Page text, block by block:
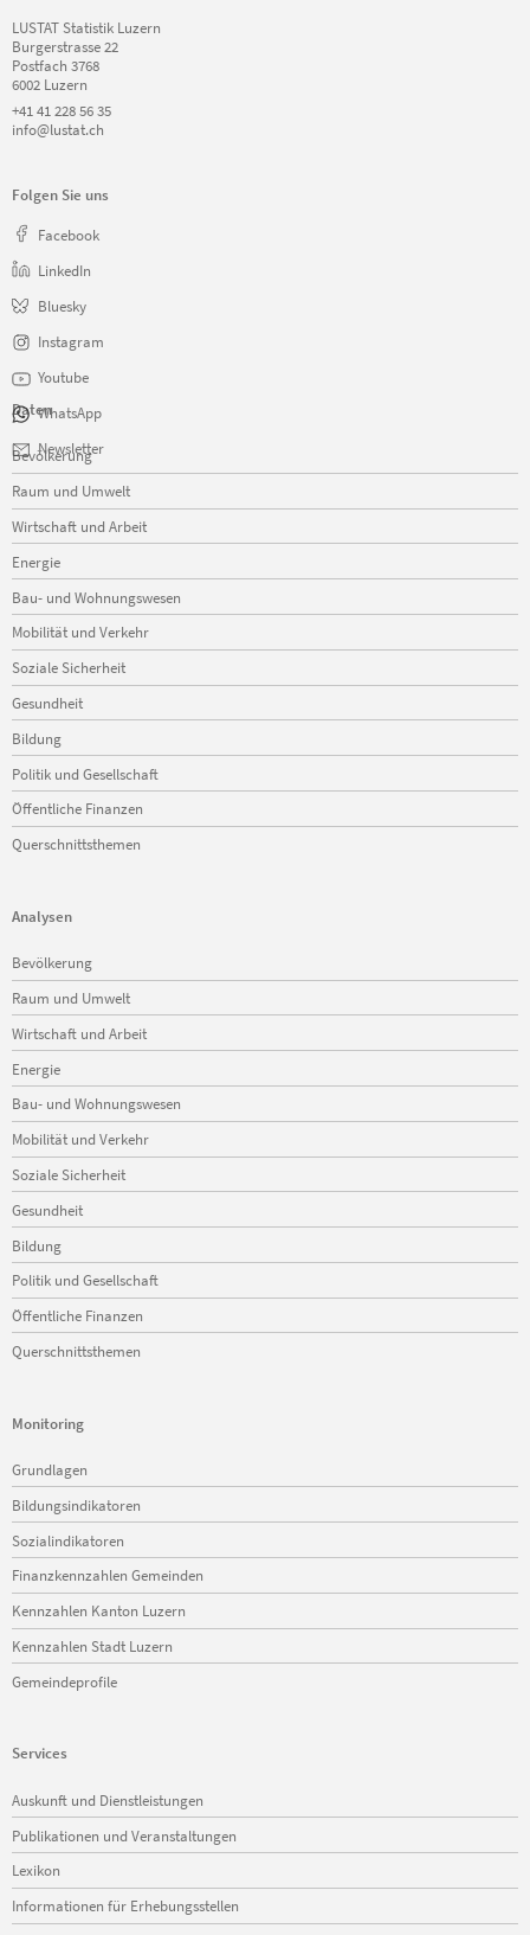
LUSTAT Statistik Luzern
Burgerstrasse 22
Postfach 3768
6002 Luzern
+41 41 228 56 35
info@lustat.ch
Folgen Sie uns
Facebook
LinkedIn
Bluesky
Instagram
Youtube
WhatsApp
Newsletter
Daten
Navigation
überspringen
Bevölkerung
Raum und Umwelt
Wirtschaft und Arbeit
Energie
Bau- und Wohnungswesen
Mobilität und Verkehr
Soziale Sicherheit
Gesundheit
Bildung
Politik und Gesellschaft
Öffentliche Finanzen
Querschnittsthemen
Analysen
Navigation
überspringen
Bevölkerung
Raum und Umwelt
Wirtschaft und Arbeit
Energie
Bau- und Wohnungswesen
Mobilität und Verkehr
Soziale Sicherheit
Gesundheit
Bildung
Politik und Gesellschaft
Öffentliche Finanzen
Querschnittsthemen
Monitoring
Navigation
überspringen
Grundlagen
Bildungsindikatoren
Sozialindikatoren
Finanzkennzahlen Gemeinden
Kennzahlen Kanton Luzern
Kennzahlen Stadt Luzern
Gemeindeprofile
Services
Navigation
überspringen
Auskunft und Dienstleistungen
Publikationen und Veranstaltungen
Lexikon
Informationen für Erhebungsstellen